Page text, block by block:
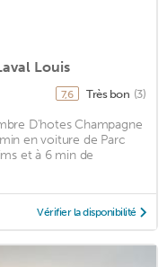
Louis
7,6 Très bon (3)
D'hotes Champagne
en voiture de Parc
et à 6 min de
Vérifier la disponibilité